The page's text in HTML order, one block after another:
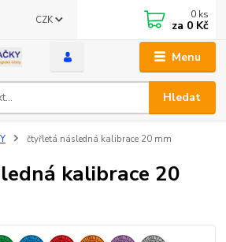
Menu
CZK
Hledat
0 ks
za 0 Kč
čtyřletá následná kalibrace 20 mm
kalibrace 20